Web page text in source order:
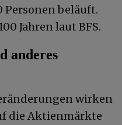
beläuft.
Jahren laut BFS.
anderes
wirken
die Aktienmärkte